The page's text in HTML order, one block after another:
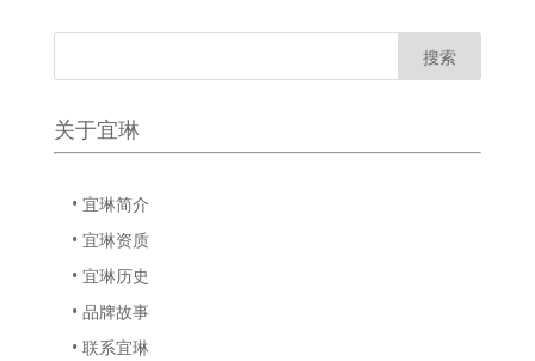
关于宜琳
• 宜琳简介
• 宜琳资质
• 宜琳历史
• 品牌故事
• 联系宜琳